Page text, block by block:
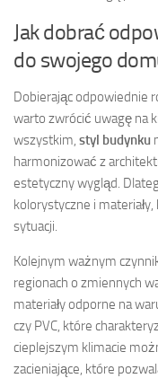
Jak dobrać
do swojego
Dobierając odpowiednie
warto zwrócić uwagę na
wszystkim, styl budynku
harmonizować z
estetyczny wygląd.
kolorystyczne i
sytuacji.
Kolejnym ważnym
regionach o zmiennych
materiały odporne na
czy PVC, które
cieplejszym klimacie
zacieniające, które